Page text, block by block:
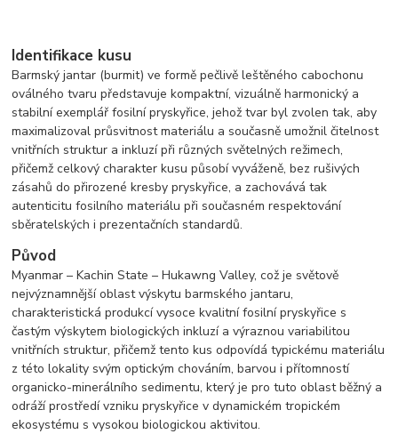
Identifikace kusu
Barmský jantar (burmit) ve formě pečlivě leštěného cabochonu
oválného tvaru představuje kompaktní, vizuálně harmonický a
stabilní exemplář fosilní pryskyřice, jehož tvar byl zvolen tak, aby
maximalizoval průsvitnost materiálu a současně umožnil čitelnost
vnitřních struktur a inkluzí při různých světelných režimech,
přičemž celkový charakter kusu působí vyváženě, bez rušivých
zásahů do přirozené kresby pryskyřice, a zachovává tak
autenticitu fosilního materiálu při současném respektování
sběratelských i prezentačních standardů.
Původ
Myanmar – Kachin State – Hukawng Valley, což je světově
nejvýznamnější oblast výskytu barmského jantaru,
charakteristická produkcí vysoce kvalitní fosilní pryskyřice s
častým výskytem biologických inkluzí a výraznou variabilitou
vnitřních struktur, přičemž tento kus odpovídá typickému materiálu
z této lokality svým optickým chováním, barvou i přítomností
organicko-minerálního sedimentu, který je pro tuto oblast běžný a
odráží prostředí vzniku pryskyřice v dynamickém tropickém
ekosystému s vysokou biologickou aktivitou.